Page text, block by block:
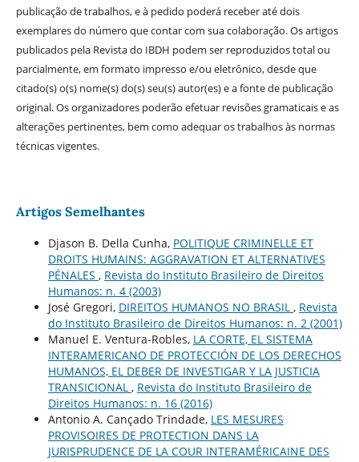
publicação de trabalhos, e à pedido poderá receber até dois
exemplares do número que contar com sua colaboração. Os artigos
publicados pela Revista do IBDH podem ser reproduzidos total ou
parcialmente, em formato impresso e/ou eletrônico, desde que
citado(s) o(s) nome(s) do(s) seu(s) autor(es) e a fonte de publicação
original. Os organizadores poderão efetuar revisões gramaticais e as
alterações pertinentes, bem como adequar os trabalhos às normas
técnicas vigentes.
Artigos Semelhantes
Djason B. Della Cunha, POLITIQUE CRIMINELLE ET
DROITS HUMAINS: AGGRAVATION ET ALTERNATIVES
PÉNALES , Revista do Instituto Brasileiro de Direitos
Humanos: n. 4 (2003)
José Gregori, DIREITOS HUMANOS NO BRASIL , Revista
do Instituto Brasileiro de Direitos Humanos: n. 2 (2001)
Manuel E. Ventura-Robles, LA CORTE, EL SISTEMA
INTERAMERICANO DE PROTECCIÓN DE LOS DERECHOS
HUMANOS, EL DEBER DE INVESTIGAR Y LA JUSTICIA
TRANSICIONAL , Revista do Instituto Brasileiro de
Direitos Humanos: n. 16 (2016)
Antonio A. Cançado Trindade, LES MESURES
PROVISOIRES DE PROTECTION DANS LA
JURISPRUDENCE DE LA COUR INTERAMÉRICAINE DES